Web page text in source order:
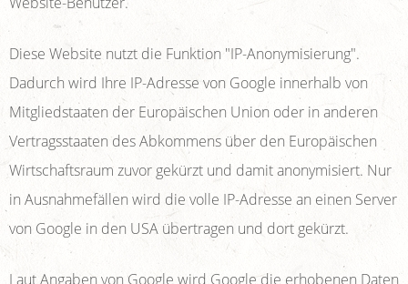
Diese Website nutzt die Funktion "IP-Anonymisierung".
Dadurch wird Ihre IP-Adresse von Google innerhalb von
Mitgliedstaaten der Europäischen Union oder in anderen
Vertragsstaaten des Abkommens über den Europäischen
Wirtschaftsraum zuvor gekürzt und damit anonymisiert. Nur
in Ausnahmefällen wird die volle IP-Adresse an einen Server
von Google in den USA übertragen und dort gekürzt.
Laut Angaben von Google wird Google die erhobenen Daten